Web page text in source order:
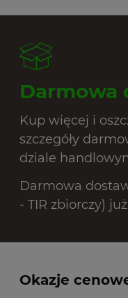
Darmowa
Kup więcej i
szczegóły
dziale
Darmowa
- TIR zbiorczy)
Okazje